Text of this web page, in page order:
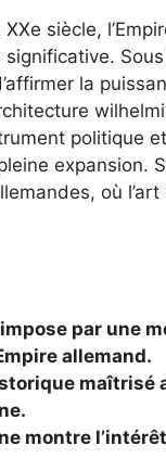
siècle,
la
politique
expansion.
où
par une
allemand.
maîtrisé
montre